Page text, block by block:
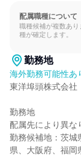
配属職種について
職種候補が複数あ
種が確定します。
勤務地
海外勤務可能性あ
東洋埠頭株式会社
勤務地
配属先により異な
勤務候補地：茨城
県、大阪府、福岡